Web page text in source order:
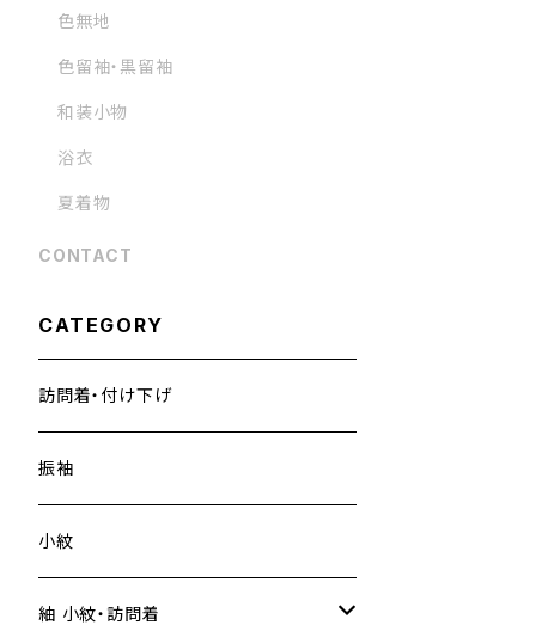
色無地
色留袖・黒留袖
和装小物
浴衣
夏着物
CONTACT
CATEGORY
訪問着・付け下げ
振袖
小紋
紬 小紋・訪問着